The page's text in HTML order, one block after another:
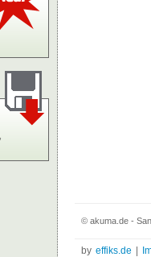
© akuma.de -
by effiks.de